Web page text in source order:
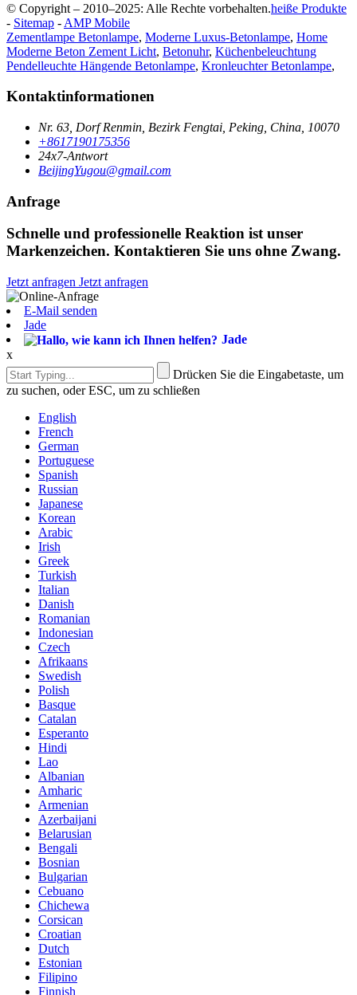
© Copyright – 2010–2025: Alle Rechte vorbehalten.heiße Produkte
- Sitemap - AMP Mobile
Zementlampe Betonlampe, Moderne Luxus-Betonlampe, Home
Moderne Beton Zement Licht, Betonuhr, Küchenbeleuchtung
Pendelleuchte Hängende Betonlampe, Kronleuchter Betonlampe,
Kontaktinformationen
Nr. 63, Dorf Renmin, Bezirk Fengtai, Peking, China, 10070
+8617190175356
24x7-Antwort
BeijingYugou@gmail.com
Anfrage
Schnelle und professionelle Reaktion ist unser
Markenzeichen. Kontaktieren Sie uns ohne Zwang.
Jetzt anfragen Jetzt anfragen
E-Mail senden
Jade
Jade
x
Drücken Sie die Eingabetaste, um
zu suchen, oder ESC, um zu schließen
English
French
German
Portuguese
Spanish
Russian
Japanese
Korean
Arabic
Irish
Greek
Turkish
Italian
Danish
Romanian
Indonesian
Czech
Afrikaans
Swedish
Polish
Basque
Catalan
Esperanto
Hindi
Lao
Albanian
Amharic
Armenian
Azerbaijani
Belarusian
Bengali
Bosnian
Bulgarian
Cebuano
Chichewa
Corsican
Croatian
Dutch
Estonian
Filipino
Finnish